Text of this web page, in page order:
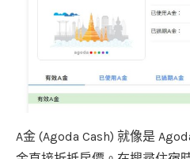
A金 (Agoda Cash) 就像是